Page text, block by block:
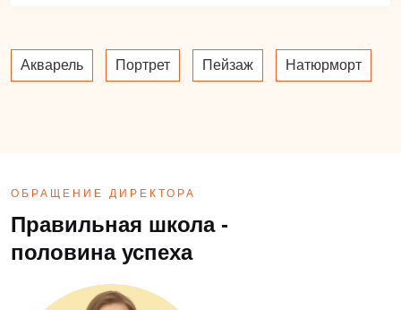
Акварель Портрет Пейзаж Натюрморт
ОБРАЩЕНИЕ ДИРЕКТОРА
Правильная школа -
половина успеха